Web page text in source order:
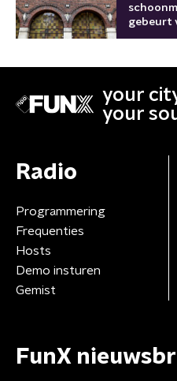
gebeurt
your
your
Radio
Programmering
Frequenties
Hosts
Demo insturen
Gemist
FunX